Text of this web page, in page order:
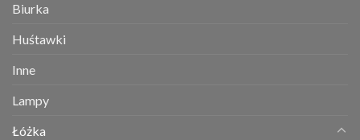
Biurka
Huśtawki
Inne
Lampy
Łóżka